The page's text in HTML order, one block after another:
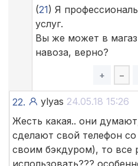
(21) Я
услуг.
Вы же может в
навоза, верно?
+ –
22. ylyas 24.05.18 15:26
Жесть какая.. они
сделают свой телефон
своим бэкдуром), то все